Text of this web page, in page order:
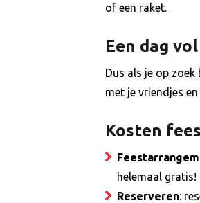
of een raket.
Een dag
Dus als je op
met je vriendjes
Kosten
helemaal gratis!
Reserveren: